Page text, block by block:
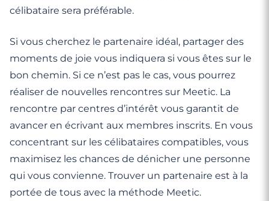
célibataire sera préférable.
Si vous cherchez le partenaire idéal, partager des
moments de joie vous indiquera si vous êtes sur le
bon chemin. Si ce n’est pas le cas, vous pourrez
réaliser de nouvelles rencontres sur Meetic. La
rencontre par centres d’intérêt vous garantit de
avancer en écrivant aux membres inscrits. En vous
concentrant sur les célibataires compatibles, vous
maximisez les chances de dénicher une personne
qui vous convienne. Trouver un partenaire est à la
portée de tous avec la méthode Meetic.